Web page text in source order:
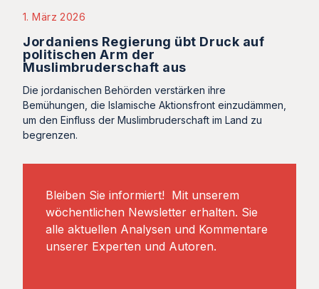
1. März 2026
Jordaniens Regierung übt Druck auf
politischen Arm der
Muslimbruderschaft aus
Die jordanischen Behörden verstärken ihre
Bemühungen, die Islamische Aktionsfront einzudämmen,
um den Einfluss der Muslimbruderschaft im Land zu
begrenzen.
Bleiben Sie informiert! Mit unserem
wöchentlichen Newsletter erhalten. Sie
alle aktuellen Analysen und Kommentare
unserer Experten und Autoren.